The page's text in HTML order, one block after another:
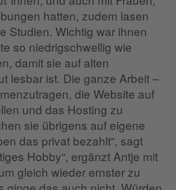
hatten, zudem lasen
Studien. Wichtig war ihnen
so niedrigschwellig wie
damit sie auf alten
lesbar ist. Die ganze Arbeit –
die Website auf
und das Hosting zu
sie übrigens auf eigene
das privat bezahlt“, sagt
Hobby“, ergänzt Antje mit
gleich wieder ernster zu